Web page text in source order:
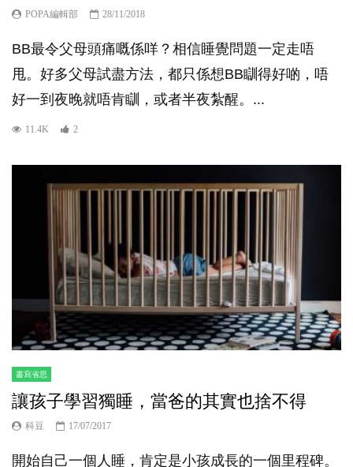
POPA編輯部 28/11/2018
BB最令父母頭痛嘅係咩？相信睡覺問題一定走唔
甩。好多父母試盡方法，都只係想BB瞓得好啲，唔
好一到夜晚就唔肯瞓，或者半夜紮醒。...
11.4K 2
書寫省思
讓孩子學習獨睡，當爸的其實也捨不得
科豆 17/07/2017
開始自己一個人睡，肯定是小孩成長的一個里程碑。